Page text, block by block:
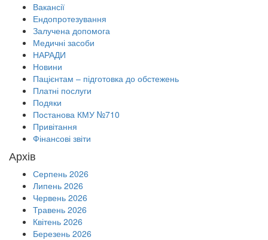
Вакансії
Ендопротезування
Залучена допомога
Медичні засоби
НАРАДИ
Новини
Пацієнтам – підготовка до обстежень
Платні послуги
Подяки
Постанова КМУ №710
Привітання
Фінансові звіти
Архів
Серпень 2026
Липень 2026
Червень 2026
Травень 2026
Квітень 2026
Березень 2026